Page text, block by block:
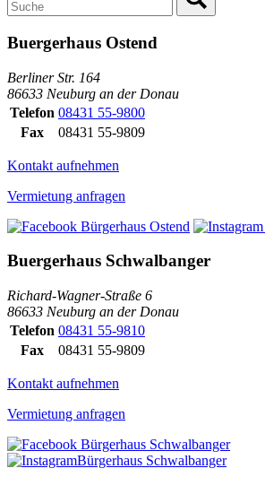
Buergerhaus Ostend
Berliner Str. 164
86633 Neuburg an der Donau
Telefon 08431 55-9800
Fax
08431 55-9809
Kontakt aufnehmen
Vermietung anfragen
Buergerhaus Schwalbanger
Richard-Wagner-Straße 6
86633 Neuburg an der Donau
Telefon 08431 55-9810
Fax
08431 55-9809
Kontakt aufnehmen
Vermietung anfragen